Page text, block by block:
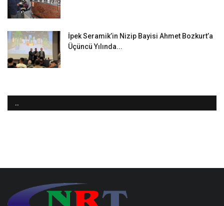
İpek Seramik’in Nizip Bayisi Ahmet Bozkurt’a
Üçüncü Yılında...
..